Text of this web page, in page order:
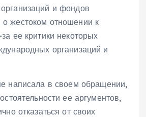
и фондов
жестоком отношении к
ее критики некоторых
организаций и
написала в своем обращении,
ее аргументов,
отказаться от своих